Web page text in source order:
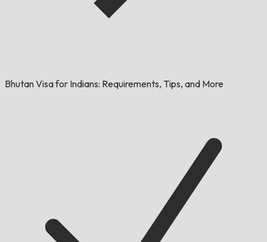
Bhutan Visa for Indians: Requirements, Tips, and More